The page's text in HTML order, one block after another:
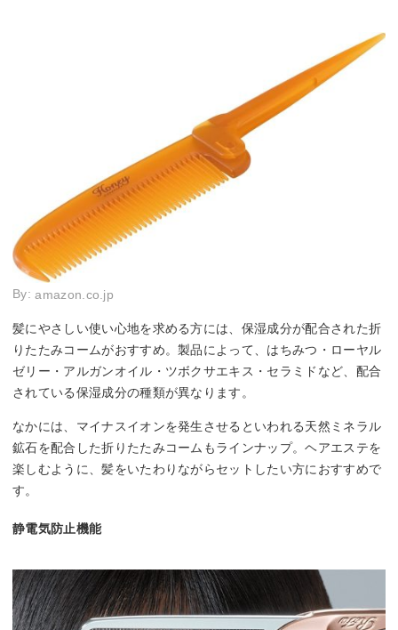
By:amazon.co.jp
髪にやさしい使い心地を求める方には、保湿成分が配合された折
りたたみコームがおすすめ。製品によって、はちみつ・ローヤル
ゼリー・アルガンオイル・ツボクサエキス・セラミドなど、配合
されている保湿成分の種類が異なります。
なかには、マイナスイオンを発生させるといわれる天然ミネラル
鉱石を配合した折りたたみコームもラインナップ。ヘアエステを
楽しむように、髪をいたわりながらセットしたい方におすすめで
す。
静電気防止機能